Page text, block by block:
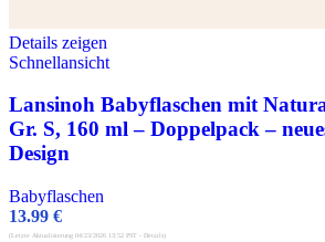
Details zeigen
Schnellansicht
Lansinoh Babyflaschen mit
Gr. S, 160 ml – Doppelpack –
Design
Babyflaschen
13.99 €
(Letzte Aktualisierung 04/23/2026 13:52 PST - Details)